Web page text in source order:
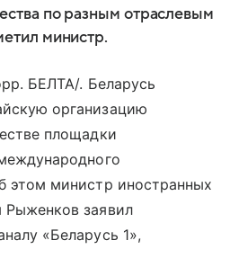
по разным отраслевым
министр.
БЕЛТА/. Беларусь
организацию
площадки
этом министр иностранных
заявил
«Беларусь 1»,